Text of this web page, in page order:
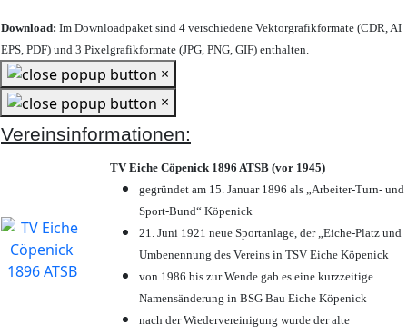
Download: Im Downloadpaket sind 4 verschiedene Vektorgrafikformate (CDR, AI
EPS, PDF) und 3 Pixelgrafikformate (JPG, PNG, GIF) enthalten.
×
×
Vereinsinformationen:
TV Eiche Cöpenick 1896 ATSB (vor 1945)
gegründet am 15. Januar 1896 als „Arbeiter-Turn- und
Sport-Bund“ Köpenick
21. Juni 1921 neue Sportanlage, der „Eiche-Platz und
Umbenennung des Vereins in TSV Eiche Köpenick
von 1986 bis zur Wende gab es eine kurzzeitige
Namensänderung in BSG Bau Eiche Köpenick
nach der Wiedervereinigung wurde der alte